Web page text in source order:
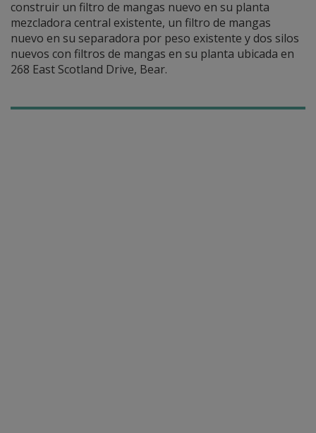
construir un filtro de mangas nuevo en su planta
mezcladora central existente, un filtro de mangas
nuevo en su separadora por peso existente y dos silos
nuevos con filtros de mangas en su planta ubicada en
268 East Scotland Drive, Bear.